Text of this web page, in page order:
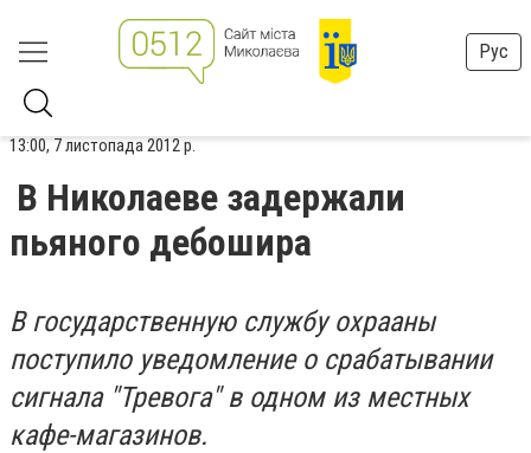
Рус
13:00, 7 листопада 2012 р.
В Николаеве задержали
пьяного дебошира
В государственную службу охрааны
поступило уведомление о срабатывании
сигнала "Тревога" в одном из местных
кафе-магазинов.